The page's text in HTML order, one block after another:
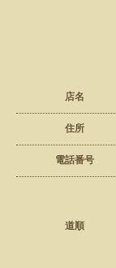
店名
住所
電話番号
道順